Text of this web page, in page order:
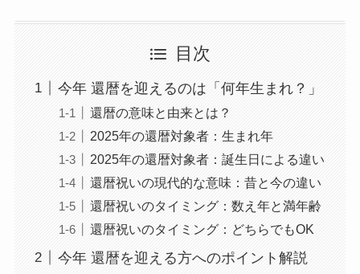
目次
今年 還暦を迎えるのは「何年生まれ？」
還暦の意味と由来とは？
2025年の還暦対象者：生まれ年
2025年の還暦対象者：誕生日による違い
還暦祝いの現代的な意味：昔と今の違い
還暦祝いのタイミング：数え年と満年齢
還暦祝いのタイミング：どちらでもOK
今年 還暦を迎える方へのポイント解説